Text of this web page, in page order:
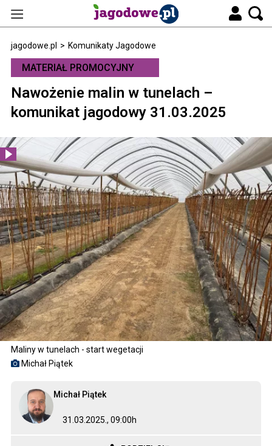
jagodowe.pl > Komunikaty Jagodowe
Maliny w tunelach - start wegetacji
Michał Piątek
MATERIAŁ PROMOCYJNY
Nawożenie malin w tunelach –
komunikat jagodowy 31.03.2025
31.03.2025., 09:00h
Michał Piątek